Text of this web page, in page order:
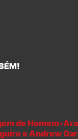
de Homem-
e Andrew